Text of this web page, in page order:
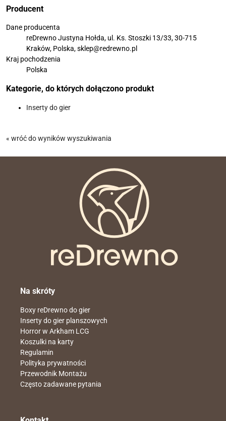
Producent
Dane producenta
reDrewno Justyna Hołda, ul. Ks. Stoszki 13/33, 30-715
Kraków, Polska, sklep@redrewno.pl
Kraj pochodzenia
Polska
Kategorie, do których dołączono produkt
Inserty do gier
« wróć do wyników wyszukiwania
Na skróty
Boxy reDrewno do gier
Inserty do gier planszowych
Horror w Arkham LCG
Koszulki na karty
Regulamin
Polityka prywatności
Przewodnik Montażu
Często zadawane pytania